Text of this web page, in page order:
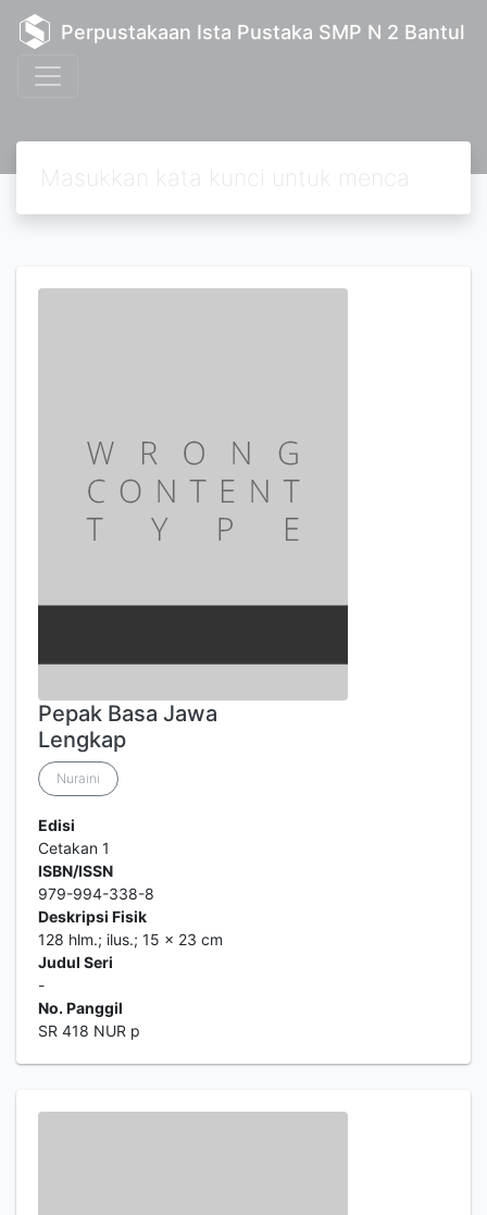
Perpustakaan Ista Pustaka SMP N 2 Bantul
Pepak Basa Jawa
Lengkap
Nuraini
Edisi
Cetakan 1
ISBN/ISSN
979-994-338-8
Deskripsi Fisik
128 hlm.; ilus.; 15 x 23 cm
Judul Seri
-
No. Panggil
SR 418 NUR p